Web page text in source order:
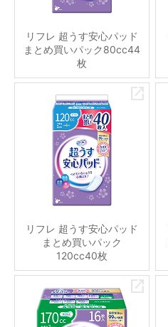
リフレ 超うす安心パッド
まとめ買いパック80cc44
枚
リフレ 超うす安心パッド
まとめ買いパック
120cc40枚